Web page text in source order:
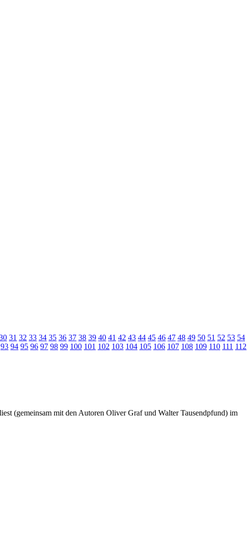
31 32 33 34 35 36 37 38 39 40 41 42 43 44 45 46 47 48 49 50 51 52 53 54
93 94 95 96 97 98 99 100 101 102 103 104 105 106 107 108 109 110 111 112
(gemeinsam mit den Autoren Oliver Graf und Walter Tausendpfund) im